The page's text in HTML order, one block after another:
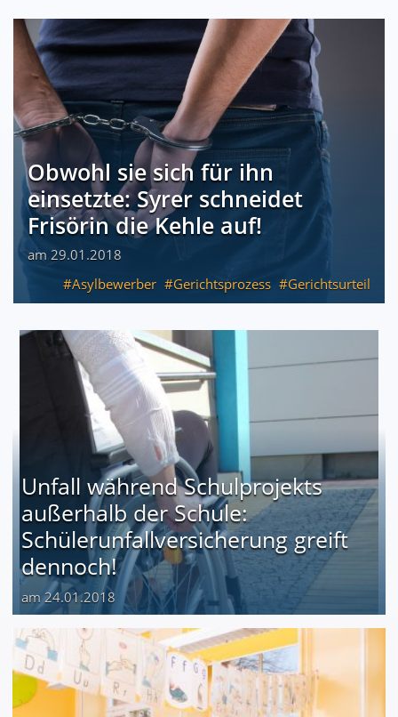
Obwohl sie sich für ihn
einsetzte: Syrer schneidet
Frisörin die Kehle auf!
am 29.01.2018
Asylbewerber
Gerichtsprozess Gerichtsurteil
Unfall während Schulprojekts
außerhalb der Schule:
Schülerunfallversicherung greift
dennoch!
am 24.01.2018